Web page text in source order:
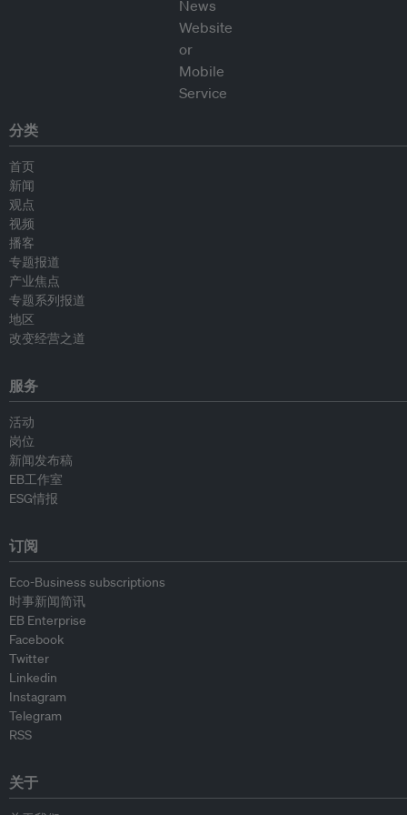
分类
首页
新闻
观点
视频
播客
专题报道
产业焦点
专题系列报道
地区
改变经营之道
服务
活动
岗位
新闻发布稿
EB工作室
ESG情报
订阅
Eco-Business subscriptions
时事新闻简讯
EB Enterprise
Facebook
Twitter
Linkedin
Instagram
Telegram
RSS
关于